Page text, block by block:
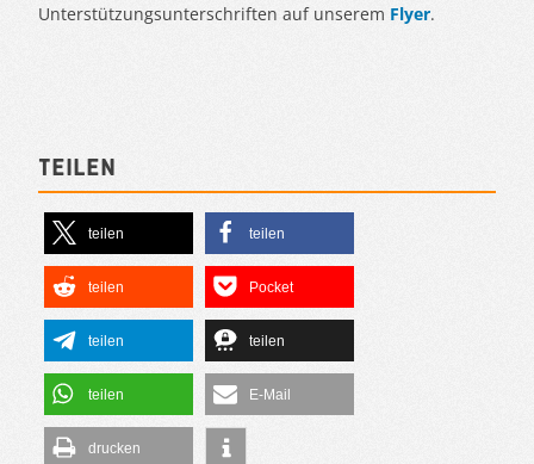
Unterstützungsunterschriften auf unserem Flyer.
Teilen
teilen teilen
teilen Pocket
teilen teilen
teilen E-Mail
drucken